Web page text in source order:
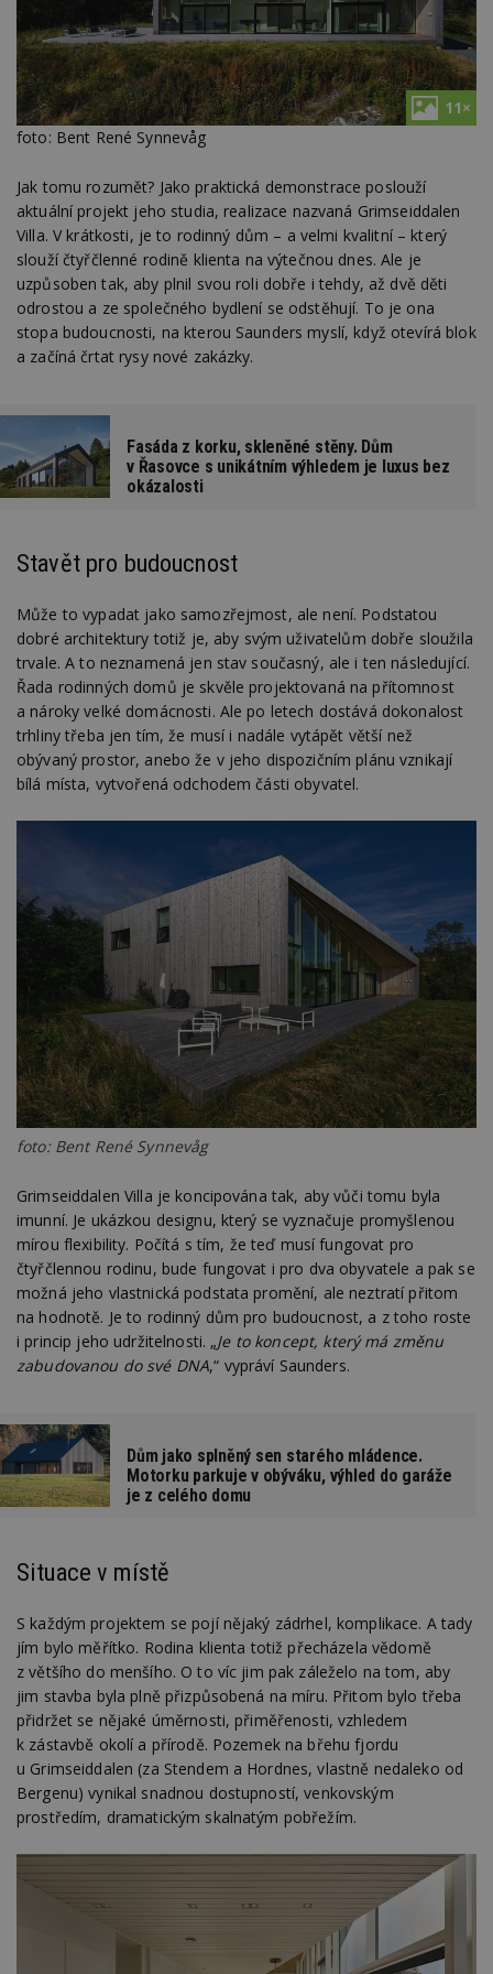
11×
foto: Bent René Synnevåg
Jak tomu rozumět? Jako praktická demonstrace poslouží
aktuální projekt jeho studia, realizace nazvaná Grimseiddalen
Villa. V krátkosti, je to rodinný dům – a velmi kvalitní – který
slouží čtyřčlenné rodině klienta na výtečnou dnes. Ale je
uzpůsoben tak, aby plnil svou roli dobře i tehdy, až dvě děti
odrostou a ze společného bydlení se odstěhují. To je ona
stopa budoucnosti, na kterou Saunders myslí, když otevírá blok
a začíná črtat rysy nové zakázky.
Fasáda z korku, skleněné stěny. Dům
v Řasovce s unikátním výhledem je luxus bez
okázalosti
Stavět pro budoucnost
Může to vypadat jako samozřejmost, ale není. Podstatou
dobré architektury totiž je, aby svým uživatelům dobře sloužila
trvale. A to neznamená jen stav současný, ale i ten následující.
Řada rodinných domů je skvěle projektovaná na přítomnost
a nároky velké domácnosti. Ale po letech dostává dokonalost
trhliny třeba jen tím, že musí i nadále vytápět větší než
obývaný prostor, anebo že v jeho dispozičním plánu vznikají
bílá místa, vytvořená odchodem části obyvatel.
foto: Bent René Synnevåg
Grimseiddalen Villa je koncipována tak, aby vůči tomu byla
imunní. Je ukázkou designu, který se vyznačuje promyšlenou
mírou flexibility. Počítá s tím, že teď musí fungovat pro
čtyřčlennou rodinu, bude fungovat i pro dva obyvatele a pak se
možná jeho vlastnická podstata promění, ale neztratí přitom
na hodnotě. Je to rodinný dům pro budoucnost, a z toho roste
i princip jeho udržitelnosti. „Je to koncept, který má změnu
zabudovanou do své DNA,“ vypráví Saunders.
Dům jako splněný sen starého mládence.
Motorku parkuje v obýváku, výhled do garáže
je z celého domu
Situace v místě
S každým projektem se pojí nějaký zádrhel, komplikace. A tady
jím bylo měřítko. Rodina klienta totiž přecházela vědomě
z většího do menšího. O to víc jim pak záleželo na tom, aby
jim stavba byla plně přizpůsobená na míru. Přitom bylo třeba
přidržet se nějaké úměrnosti, přiměřenosti, vzhledem
k zástavbě okolí a přírodě. Pozemek na břehu fjordu
u Grimseiddalen (za Stendem a Hordnes, vlastně nedaleko od
Bergenu) vynikal snadnou dostupností, venkovským
prostředím, dramatickým skalnatým pobřežím.